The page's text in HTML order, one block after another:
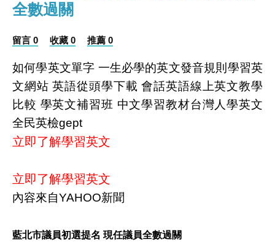
全數過關
留言 0 收藏 0 推薦 0
如何學英文單字 一生必學的英文發音規則學習英
文網站 英語從頭學下載 會話英語線上英文教學
比較 學英文補習班 中文學習教材台灣人學英文
全民英檢gept
立即了解學習英文
立即了解學習英文
內容來自YAHOO新聞
藍北市議員初選提名 現任議員全數過關